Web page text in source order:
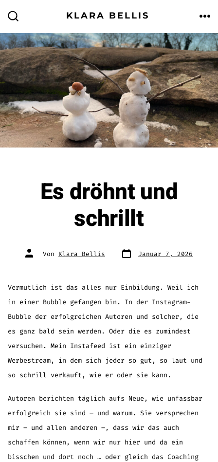
Inhalt
springen
KLARA BELLIS
Es dröhnt und
schrillt
Beitragsautor
Von Klara Bellis Veröffentlichungsdatum
Januar 7, 2026
Vermutlich ist das alles nur Einbildung. Weil ich
in einer Bubble gefangen bin. In der Instagram-
Bubble der erfolgreichen Autoren und solcher, die
es ganz bald sein werden. Oder die es zumindest
versuchen. Mein Instafeed ist ein einziger
Werbestream, in dem sich jeder so gut, so laut und
so schrill verkauft, wie er oder sie kann.
Autoren berichten täglich aufs Neue, wie unfassbar
erfolgreich sie sind – und warum. Sie versprechen
mir – und allen anderen –, dass wir das auch
schaffen können, wenn wir nur hier und da ein
bisschen und dort noch … oder gleich das Coaching